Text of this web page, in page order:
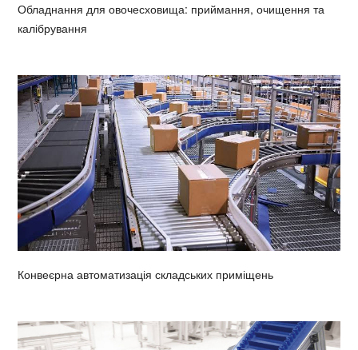
Обладнання для овочесховища: приймання, очищення та
калібрування
Конвеєрна автоматизація складських приміщень